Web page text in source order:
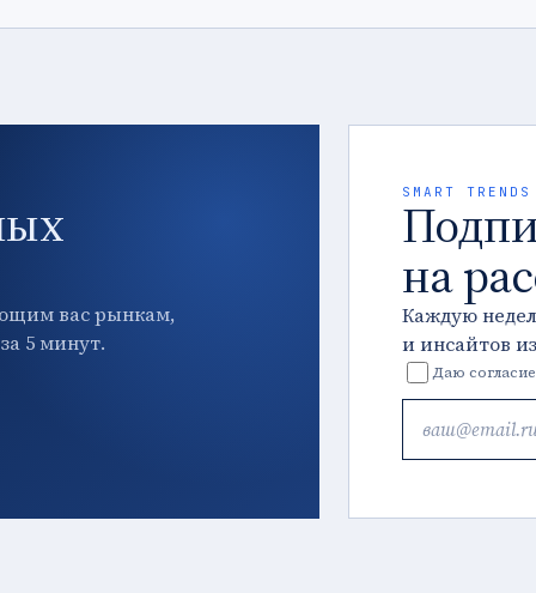
вас рынкам,
5 минут.
SMART TRENDS
на
Каждую
и инсайтов
Даю